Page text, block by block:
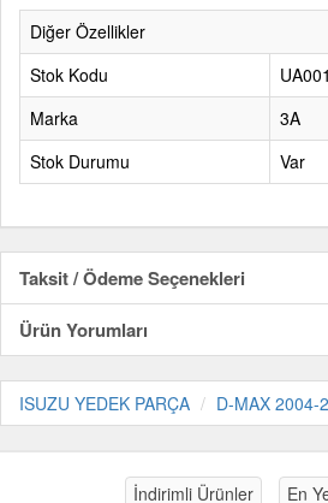
Diğer Özellikler
Stok Kodu
Marka
3A
Stok Durumu
Var
Taksit / Ödeme Seçenekleri
Ürün Yorumları
ISUZU YEDEK PARÇA D-MAX 2004-
İndirimli Ürünler En